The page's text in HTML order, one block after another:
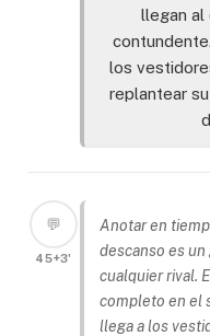
llegan al
los
replantear
💬
45+3'
Anotar en
descanso es
cualquier rival.
completo en el
llega a los